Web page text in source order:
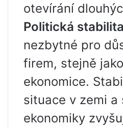
otevírání
Politická
nezbytné pro
firem, stejně
ekonomice.
situace v zemi a
ekonomiky